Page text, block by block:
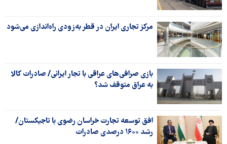
مرکز تجاری ایران در قطر به‌زودی راه‌اندازی می‌شود
بازی صرافی‌های عراقی با تجار ایرانی/ صادرات کالا
به عراق متوقف شد؟
افق توسعه تجارت خراسان رضوی با تاجیکستان/
رشد ۱۶۰۰ درصدی صادرات